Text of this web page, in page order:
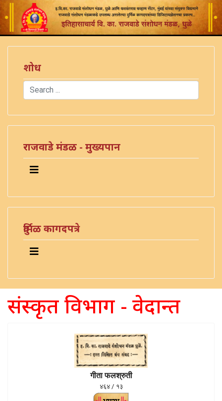
शोध
Search
राजवाडे मंडळ - मुख्यपान
दुर्मिळ कागदपत्रे
संस्कृत विभाग - वेदान्त
गीता फलश्रुती
४६४ / १३